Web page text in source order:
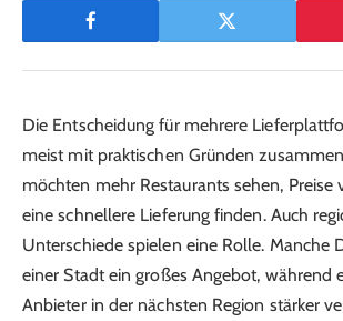
Die Entscheidung für mehrere
meist mit praktischen Gründen
möchten mehr Restaurants sehen, Preise
eine schnellere Lieferung finden. Auch
Unterschiede spielen eine Rolle. Manche
einer Stadt ein großes Angebot, während
Anbieter in der nächsten Region stärker